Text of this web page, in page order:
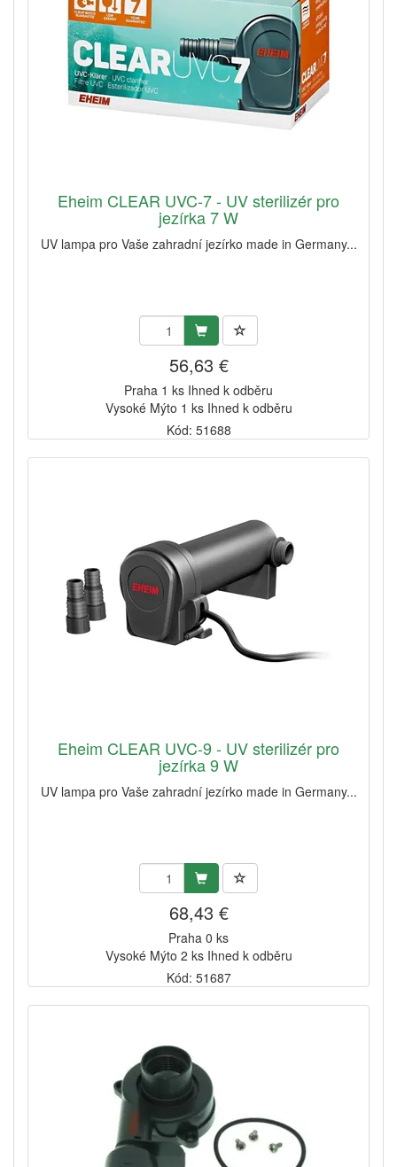
Eheim CLEAR UVC-7 - UV sterilizér pro
jezírka 7 W
UV lampa pro Vaše zahradní jezírko made in Germany...
56,63 €
Praha 1 ks Ihned k odběru
Vysoké Mýto 1 ks Ihned k odběru
Kód: 51688
Eheim CLEAR UVC-9 - UV sterilizér pro
jezírka 9 W
UV lampa pro Vaše zahradní jezírko made in Germany...
68,43 €
Praha 0 ks
Vysoké Mýto 2 ks Ihned k odběru
Kód: 51687